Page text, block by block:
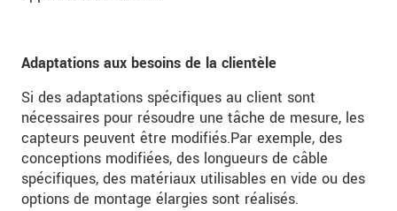
Adaptations aux besoins de la clientèle
Si des adaptations spécifiques au client sont
nécessaires pour résoudre une tâche de mesure, les
capteurs peuvent être modifiés.Par exemple, des
conceptions modifiées, des longueurs de câble
spécifiques, des matériaux utilisables en vide ou des
options de montage élargies sont réalisés.